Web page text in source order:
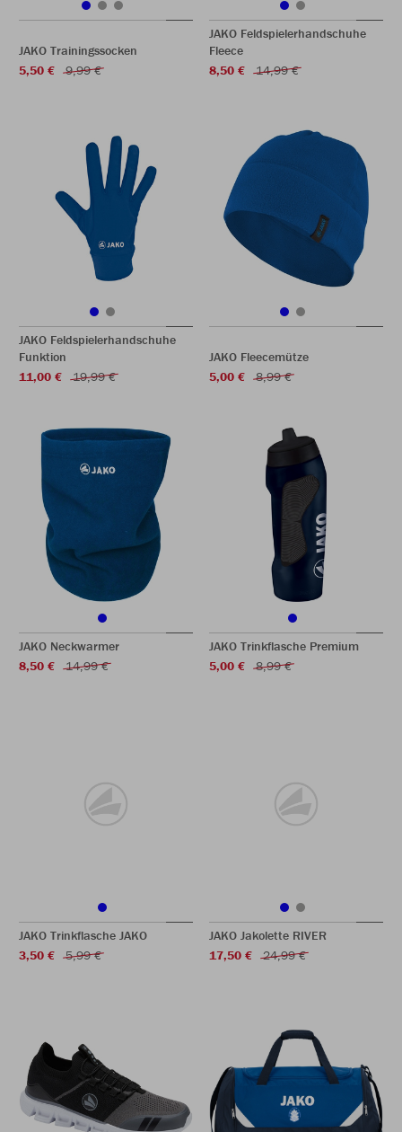
JAKO Trainingssocken
5,50 €
9,99 €
JAKO Feldspielerhandschuhe
Fleece
8,50 €
14,99 €
JAKO Feldspielerhandschuhe
Funktion
11,00 €
19,99 €
JAKO Fleecemütze
5,00 €
8,99 €
JAKO Neckwarmer
8,50 €
14,99 €
JAKO Trinkflasche Premium
5,00 €
8,99 €
JAKO Trinkflasche JAKO
3,50 €
5,99 €
JAKO Jakolette RIVER
17,50 €
24,99 €